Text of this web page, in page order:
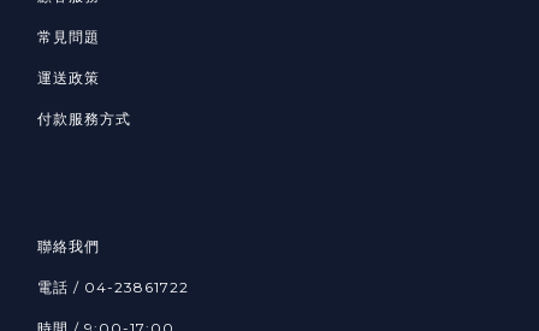
常見問題
運送政策
付款服務方式
聯絡我們
電話 / 04-23861722